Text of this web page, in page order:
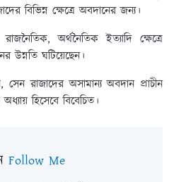
বিভিন্ন ক্ষেত্রে অবদানের জন্য।
অর্থনৈতিক ইত্যাদি ক্ষেত্রে
উন্নতি ঘটিয়েছেন।
রাজাদের অসামান্য অবদান প্রাচীন
হিসেবে বিবেচিত।
Follow Me